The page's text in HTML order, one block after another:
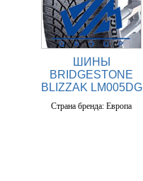
ШИНЫ
BRIDGESTONE
BLIZZAK LM005DG
Страна бренда: Европа